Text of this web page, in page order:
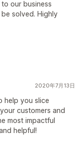
our business
solved. Highly
2020年7月13日
help you slice
customers and
most impactful
helpful!